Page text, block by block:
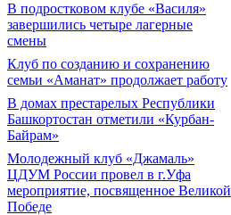
В подростковом клубе «Василя»
завершились четыре лагерные
смены
Клуб по созданию и сохранению
семьи «Аманат» продолжает работу
В домах престарелых Республики
Башкортостан отметили «Курбан-
Байрам»
Молодежный клуб «Джамаль»
ЦДУМ России провел в г.Уфа
мероприятие, посвященное Великой
Победе